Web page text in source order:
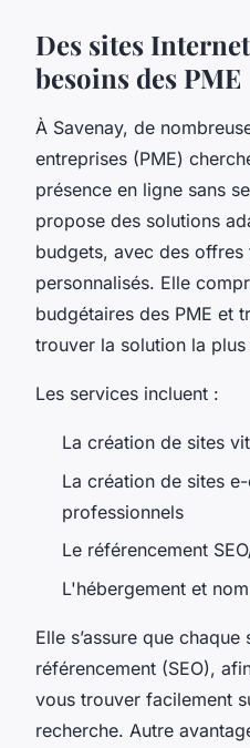
Des sites
besoins des PME
À Savenay, de
entreprises (PME)
présence en ligne sans
propose des solutions
budgets, avec des
personnalisés. Elle
budgétaires des PME et
trouver la solution la
Les services incluent :
La création de sites
La création de sites
professionnels
Le référencement
L'hébergement et
Elle s’assure que
référencement (SEO),
vous trouver facilement
recherche. Autre